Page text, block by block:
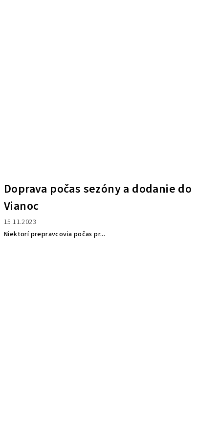
Doprava počas sezóny a dodanie do
Vianoc
15.11.2023
Niektorí prepravcovia počas pr...